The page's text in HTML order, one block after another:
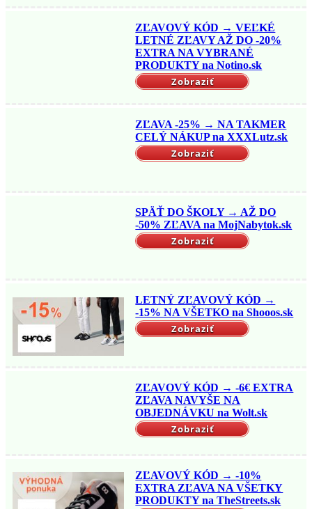
ZĽAVOVÝ KÓD → VEĽKÉ
LETNÉ ZĽAVY AŽ DO -20%
EXTRA NA VYBRANÉ
PRODUKTY na Notino.sk
Zobraziť
ZĽAVA -25% → NA TAKMER
CELÝ NÁKUP na XXXLutz.sk
Zobraziť
SPÄŤ DO ŠKOLY → AŽ DO
-50% ZĽAVA na MojNabytok.sk
Zobraziť
LETNÝ ZĽAVOVÝ KÓD →
-15% NA VŠETKO na Shooos.sk
Zobraziť
ZĽAVOVÝ KÓD → -6€ EXTRA
ZĽAVA NAVYŠE NA
OBJEDNÁVKU na Wolt.sk
Zobraziť
ZĽAVOVÝ KÓD → -10%
EXTRA ZĽAVA NA VŠETKY
PRODUKTY na TheStreets.sk